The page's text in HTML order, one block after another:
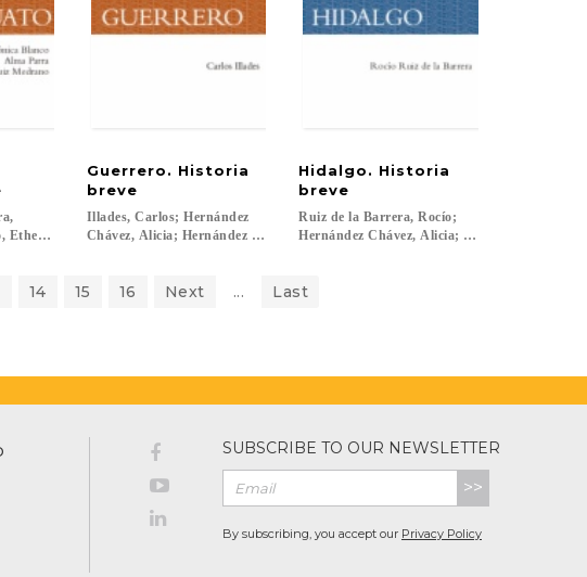
Hernández Chávez, Alicia; Hernández Chávez, Alicia; Celaya Nández, Yovana...
Guerrero. Historia
breve
Illades, Carlos; Hernández
Chávez, Alicia; Hernández Chávez, Alicia; Celaya Nández, Yovana...
Hidalgo. Historia
breve
Ruiz de la Barrera, Rocío;
Hernández Chávez, Alicia; Hernández
14 15 16 Next ... Last
SUBSCRIBE TO OUR NEWSLETTER
>>
By subscribing, you accept our Privacy Policy